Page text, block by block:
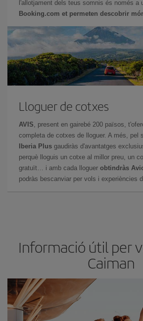
l'allotjament dels teus somnis és només a
Booking.com et permeten descobrir
Lloguer de cotxes
AVIS , present en gairebé 200 països,
completa de cotxes de lloguer. A més, pel
Iberia Plus gaudiràs d'avantatges
perquè lloguis un cotxe al millor preu, un
gratuït… i amb cada lloguer obtindràs
podràs bescanviar per vols i experiències
Informació útil per
Caiman